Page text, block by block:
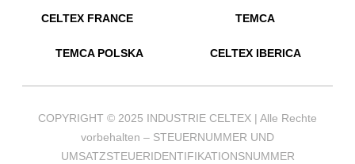
CELTEX FRANCE TEMCA
TEMCA POLSKA CELTEX IBERICA
COPYRIGHT © 2025 INDUSTRIE CELTEX | Alle Rechte
vorbehalten – STEUERNUMMER UND
UMSATZSTEUERIDENTIFIKATIONSNUMMER